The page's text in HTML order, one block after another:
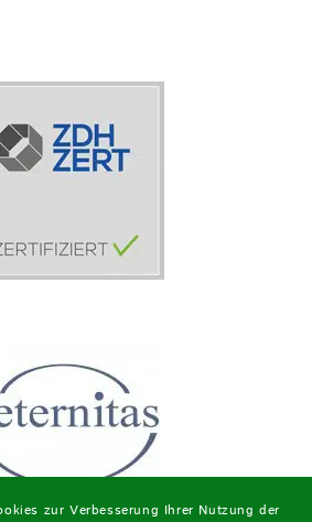
zur Verbesserung Ihrer Nutzung der